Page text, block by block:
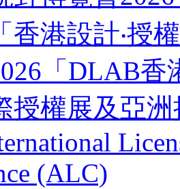
香港設計‧授
「DLAB香
授權展及亞
(ALC)